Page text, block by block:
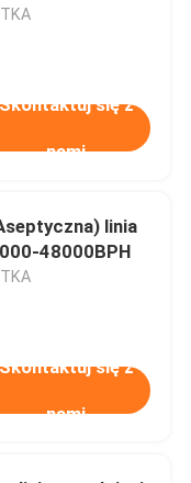
się z
nami
linia
48000BPH
się z
nami